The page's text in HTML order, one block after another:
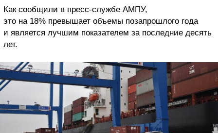
Как сообщили в пресс-службе АМПУ,
это на 18% превышает объемы позапрошлого года
и является лучшим показателем за последние десять
лет.